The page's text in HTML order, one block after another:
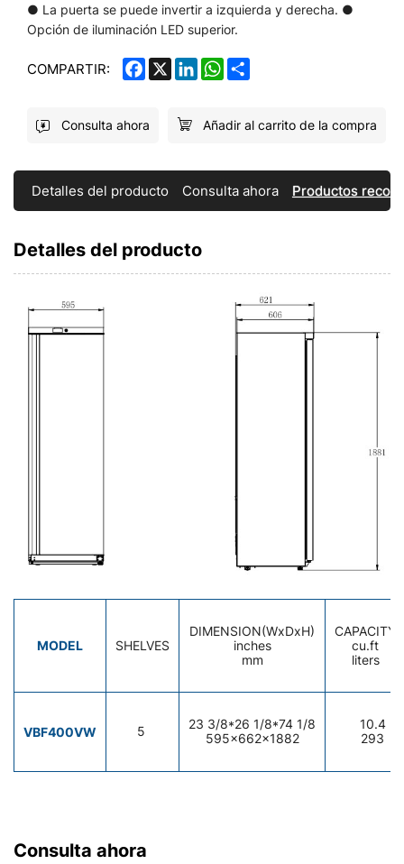
● La puerta se puede invertir a izquierda y derecha. ●
Opción de iluminación LED superior.
COMPARTIR: FACEBOOK
X LINKEDINWHATSAPP
Consulta ahora Añadir al carrito de la compra
Detalles del producto Consulta ahora Productos
Detalles del producto
MODEL SHELVES
DIMENSION(WxDxH)
inches
mm
CAPACITY
cu.ft
liters
VBF400VW 5
23 3/8*26 1/8*74 1/8
595x662x1882
10.4
293
Consulta ahora